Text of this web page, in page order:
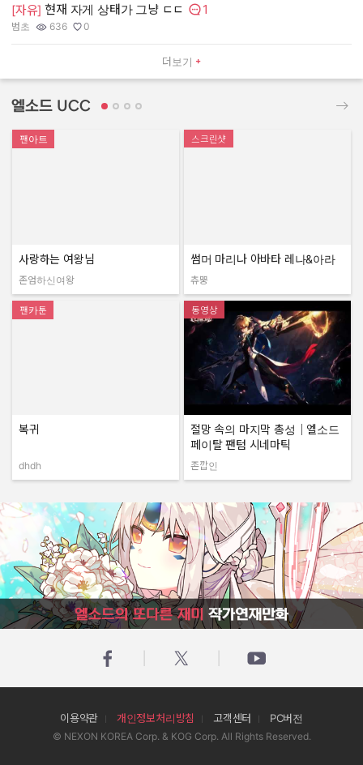
더보기
[자유] 현재 자게 상태가 그냥 ㄷㄷ 댓글수:
1
작성자:
범초
조회수:
636
추천수:
0
엘소드 UCC
팬아트
사랑하는 여왕님
작성자:
존엄하신여왕
스크린샷
썸머 마리나 아바타 레나&아라
작성자:
츄뿡
팬카툰
복귀
dhdh
동영상
절망 속의 마지막 총성｜엘소드
페이탈 팬텀 시네마틱
작성자:
존깝인
엘소드의 또다른 재미 작가연재만화
이용약관 개인정보처리방침 고객센터 PC버전
© NEXON KOREA Corp. & KOG Corp. All Rights Reserved.